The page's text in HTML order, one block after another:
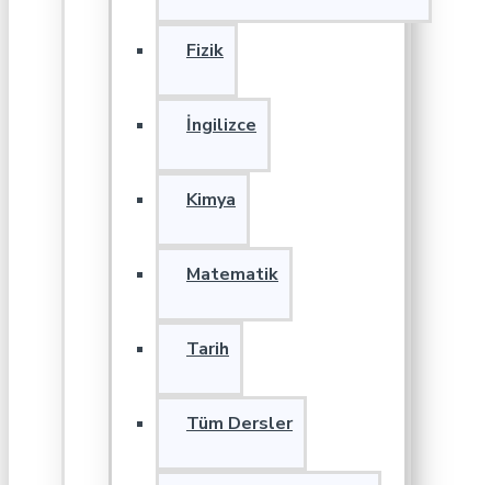
Fizik
İngilizce
Kimya
Matematik
Tarih
Tüm Dersler